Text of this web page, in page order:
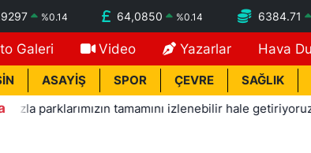
%0.14 64,0850 %0.14 6384.71
Galeri Video Yazarlar Hava
ASAYİŞ SPOR ÇEVRE SAĞLIK
tamamını izlenebilir hale getiriyoruz'